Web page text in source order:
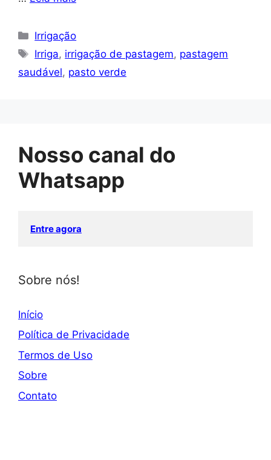
Categorias
Irrigação
Tags
Irriga, irrigação de pastagem, pastagem
saudável, pasto verde
Nosso canal do
Whatsapp
Entre agora
Sobre nós!
Início
Política de Privacidade
Termos de Uso
Sobre
Contato